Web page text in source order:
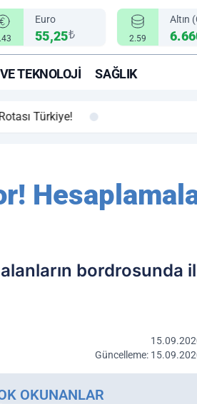
Euro
55,25₺ 2.59
Altın
TEKNOLOJI SAĞLIK
bordrosunda
Güncelleme:
OKUNANLAR